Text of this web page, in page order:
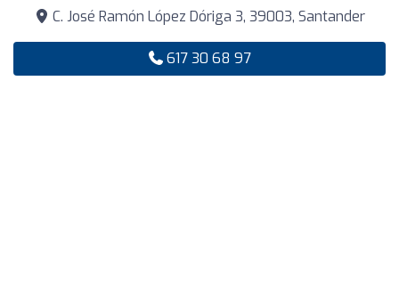
C. José Ramón López Dóriga 3, 39003, Santander
617 30 68 97